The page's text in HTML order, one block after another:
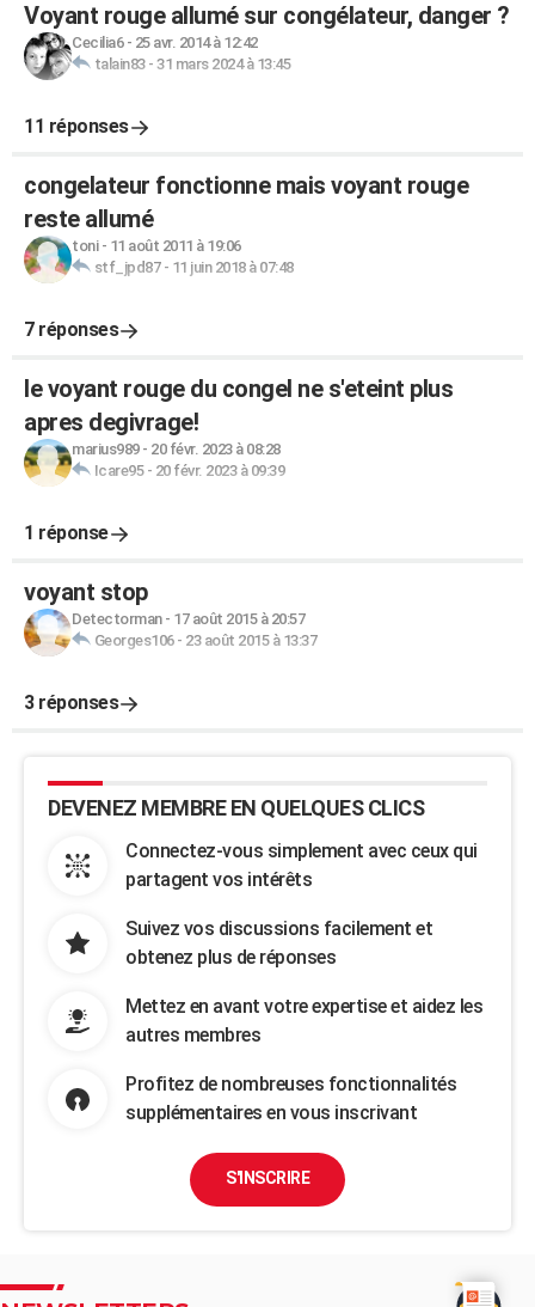
Voyant rouge allumé sur congélateur, danger ?
Cecilia6- 25 avr. 2014 à 12:42
talain83- 31 mars 2024 à 13:45
11 réponses
congelateur fonctionne mais voyant rouge
reste allumé
toni- 11 août 2011 à 19:06
stf_jpd87- 11 juin 2018 à 07:48
7 réponses
le voyant rouge du congel ne s'eteint plus
apres degivrage!
marius989- 20 févr. 2023 à 08:28
Icare95- 20 févr. 2023 à 09:39
1 réponse
voyant stop
Detectorman- 17 août 2015 à 20:57
Georges106- 23 août 2015 à 13:37
3 réponses
DEVENEZ MEMBRE EN QUELQUES CLICS
Connectez-vous simplement avec ceux qui
partagent vos intérêts
Suivez vos discussions facilement et
obtenez plus de réponses
Mettez en avant votre expertise et aidez les
autres membres
Profitez de nombreuses fonctionnalités
supplémentaires en vous inscrivant
S'INSCRIRE